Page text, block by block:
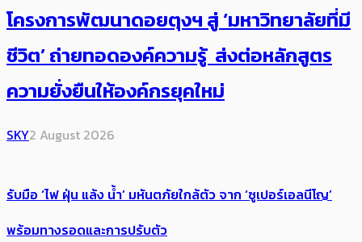
โครงการพัฒนาดอยตุงฯ สู่ ‘มหาวิทยาลัยที่มี
ชีวิต’ ถ่ายทอดองค์ความรู้ ส่งต่อหลักสูตร
ความยั่งยืนให้องค์กรยุคใหม่
SKY2 August 2026
รับมือ ‘ไฟ ฝุ่น แล้ง น้ำ’ มหันตภัยใกล้ตัว จาก ‘ซูเปอร์เอลนีโญ’
พร้อมทางรอดและการปรับตัว